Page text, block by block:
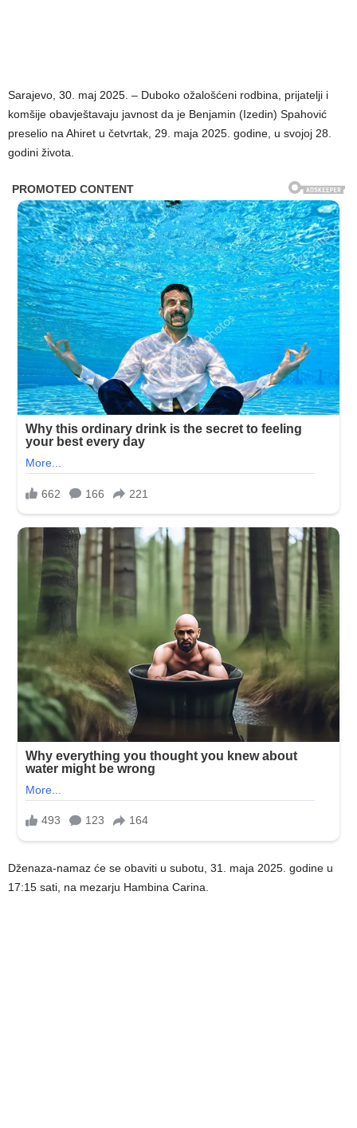
Sarajevo, 30. maj 2025. – Duboko ožalošćeni rodbina, prijatelji i
komšije obavještavaju javnost da je Benjamin (Izedin) Spahović
preselio na Ahiret u četvrtak, 29. maja 2025. godine, u svojoj 28.
godini života.
Dženaza-namaz će se obaviti u subotu, 31. maja 2025. godine u
17:15 sati, na mezarju Hambina Carina.